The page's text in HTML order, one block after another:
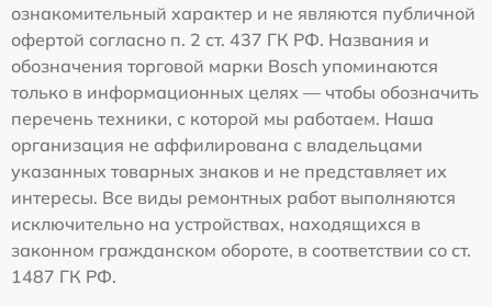
ознакомительный характер и не являются публичной
офертой согласно п. 2 ст. 437 ГК РФ. Названия и
обозначения торговой марки Bosch упоминаются
только в информационных целях — чтобы обозначить
перечень техники, с которой мы работаем. Наша
организация не аффилирована с владельцами
указанных товарных знаков и не представляет их
интересы. Все виды ремонтных работ выполняются
исключительно на устройствах, находящихся в
законном гражданском обороте, в соответствии со ст.
1487 ГК РФ.